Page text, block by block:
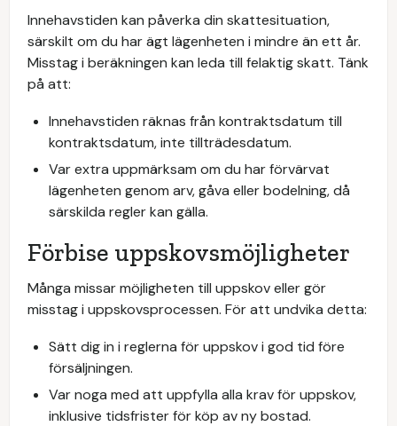
Innehavstiden kan påverka din skattesituation,
särskilt om du har ägt lägenheten i mindre än ett år.
Misstag i beräkningen kan leda till felaktig skatt. Tänk
på att:
Innehavstiden räknas från kontraktsdatum till
kontraktsdatum, inte tillträdesdatum.
Var extra uppmärksam om du har förvärvat
lägenheten genom arv, gåva eller bodelning, då
särskilda regler kan gälla.
Förbise uppskovsmöjligheter
Många missar möjligheten till uppskov eller gör
misstag i uppskovsprocessen. För att undvika detta:
Sätt dig in i reglerna för uppskov i god tid före
försäljningen.
Var noga med att uppfylla alla krav för uppskov,
inklusive tidsfrister för köp av ny bostad.